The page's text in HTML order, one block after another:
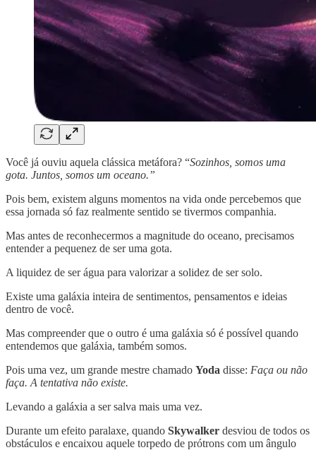
Você já ouviu aquela clássica metáfora? “Sozinhos, somos uma
gota. Juntos, somos um oceano.”
Pois bem, existem alguns momentos na vida onde percebemos que
essa jornada só faz realmente sentido se tivermos companhia.
Mas antes de reconhecermos a magnitude do oceano, precisamos
entender a pequenez de ser uma gota.
A liquidez de ser água para valorizar a solidez de ser solo.
Existe uma galáxia inteira de sentimentos, pensamentos e ideias
dentro de você.
Mas compreender que o outro é uma galáxia só é possível quando
entendemos que galáxia, também somos.
Pois uma vez, um grande mestre chamado Yoda disse: Faça ou não
faça. A tentativa não existe.
Levando a galáxia a ser salva mais uma vez.
Durante um efeito paralaxe, quando Skywalker desviou de todos os
obstáculos e encaixou aquele torpedo de prótrons com um ângulo